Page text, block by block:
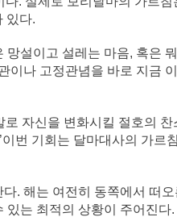
있다.
설이고 설레는 마음, 혹은
이나 고정관념을 바로 지금
자신을 변화시킬 절호의 찬
번 기회는 달마대사의 가르
. 해는 여전히 동쪽에서 떠
는 최적의 상황이 주어진다.